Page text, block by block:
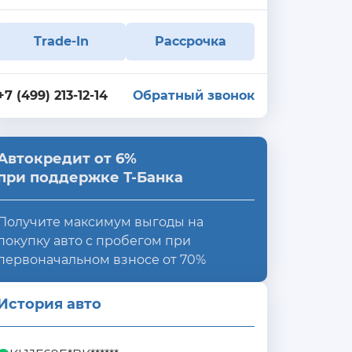
Trade-In Рассрочка
(499) 213-12-14 Обратный звонок
от 6%
поддержке Т-Банка
максимум выгоды на
авто с пробегом при
взносе от 70%
авто